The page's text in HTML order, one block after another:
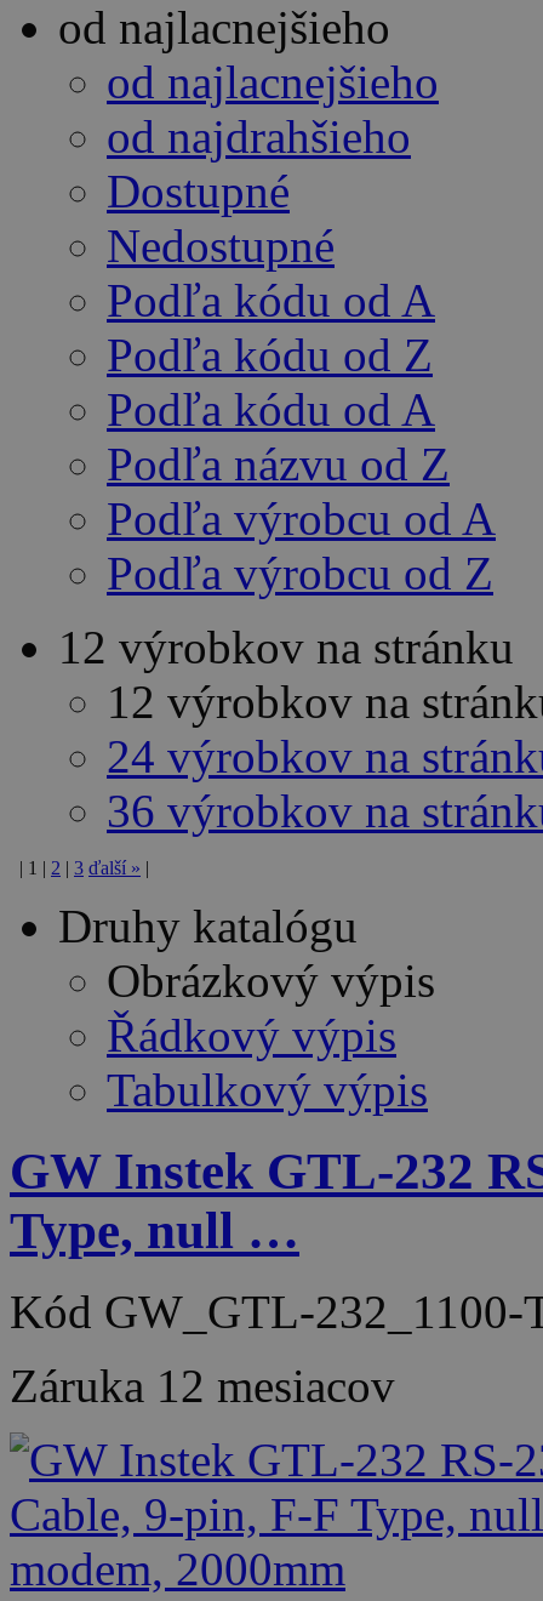
od najlacnejšieho
od najlacnejšieho
od najdrahšieho
Dostupné
Nedostupné
Podľa kódu od A
Podľa kódu od Z
Podľa kódu od A
Podľa názvu od Z
Podľa výrobcu od A
Podľa výrobcu od Z
12 výrobkov na stránku
12 výrobkov na
24 výrobkov na
36 výrobkov na
1 2 3 ďalší »
Druhy katalógu
Obrázkový výpis
Řádkový výpis
Tabulkový výpis
GW Instek GTL-232
Type, null …
Kód GW_GTL-232_1100-
Záruka 12 mesiacov